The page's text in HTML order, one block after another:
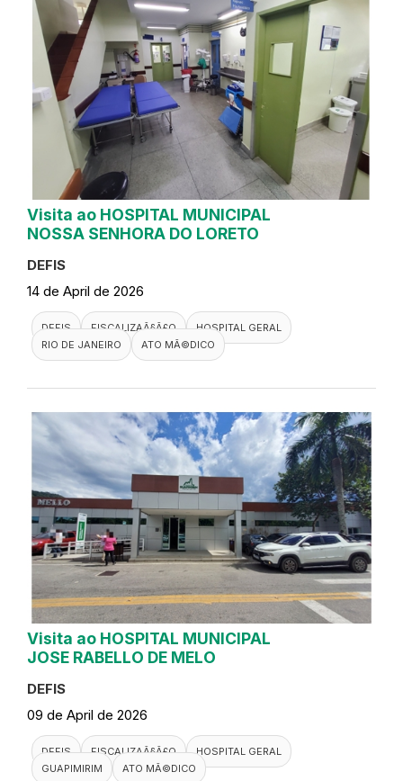
Visita ao HOSPITAL MUNICIPAL
NOSSA SENHORA DO LORETO
DEFIS
14 de April de 2026
DEFIS FISCALIZAÃ§Ã£O
HOSPITAL GERAL
RIO DE JANEIRO
ATO MÃ©DICO
Visita ao HOSPITAL MUNICIPAL
JOSE RABELLO DE MELO
DEFIS
09 de April de 2026
DEFIS FISCALIZAÃ§Ã£O
HOSPITAL GERAL
GUAPIMIRIM
ATO MÃ©DICO